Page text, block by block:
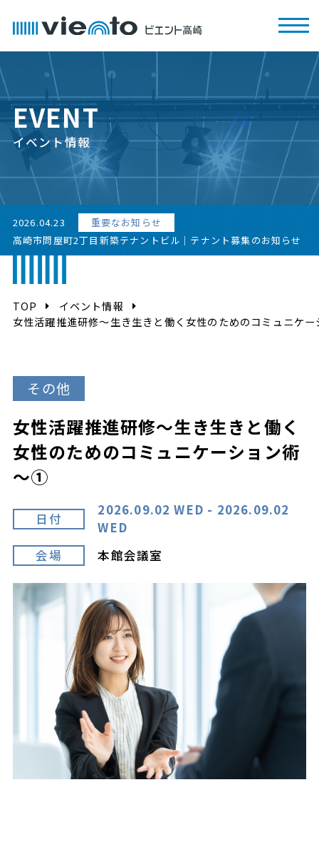
EVENT
イベント情報
2026.04.23
重要なお知らせ
高崎市問屋町2丁目新築テナントビル｜テナント募集のお知らせ
TOP
イベント情報
女性活躍推進研修～生き生きと働く女性のためのコミュニケ
その他
女性活躍推進研修～生き生きと働く
女性のためのコミュニケーション術
～①
日付
2026.09.02 WED - 2026.09.02
WED
会場
本館会議室